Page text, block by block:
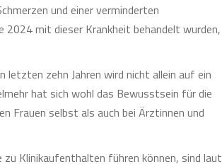
und einer verminderten
2024 mit dieser Krankheit behandelt wurden,
letzten zehn Jahren wird nicht allein auf ein
hat sich wohl das Bewusstsein für die
Frauen selbst als auch bei Ärztinnen und
Klinikaufenthalten führen können, sind laut